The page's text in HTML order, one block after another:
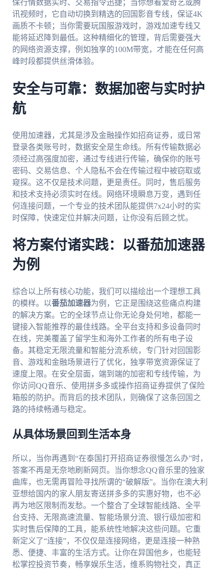
保行情数据实时、交易指令迅捷；当你想看爱奇艺或腾
讯视频时，它自动切换到精选的回国影音专线，保证4K
画质不卡顿；当你需要玩国服游戏时，游戏加速专线又
能将延迟降到最低。这种精细化的管理，背后需要强大
的网络资源支撑，例如独享的100M带宽，才能在任何高
峰时段都提供丝滑体验。
安全与可靠：数据加密与实时护
航
使用加速器，尤其是涉及金融操作如招商证券，或日常
登录各类账号时，数据安全是生命线。所有传输数据必
须经过高强度加密，通过专线进行传输，确保你的账号
密码、交易信息、个人隐私不会在传输过程中被窃取或
窥探。这不仅是技术问题，更是责任。同时，售后服务
和技术支持必须实时在线。网络环境瞬息万变，遇到任
何连接问题，一个专业的技术团队能提供7x24小时的实
时保障，快速定位并解决问题，让你没有后顾之忧。
将方案付诸实践：以番茄加速器
为例
综合以上所有核心功能，我们可以描绘出一个理想工具
的模样。以番茄加速器为例，它正是围绕这些痛点构建
的解决方案。它的全球节点让你无论身处何地，都能一
键接入智能推荐的最佳线路。全平台支持和多设备同时
在线，完美覆盖了留学生和海外工作者的所有电子设
备。其稳定无限流量和智能分流系统，专门针对回国影
音、游戏和金融场景进行了优化，独享带宽资源保证了
速度上限。在安全层面，端到端的加密和专线传输，为
你访问QQ音乐、使用拼多多或操作招商证券提供了保险
箱般的防护。而背后的技术团队，则确保了这条回国之
路的持续畅通与稳定。
从具体场景回到生活本身
所以，当你再遇到“在泰国打开招商证券很慢怎么办”时，
答案不再是无奈地刷新网页。当你想念QQ音乐里的独家
曲库，也无需再冒险寻找所谓的“破解版”。当你在澳大利
亚想给国内的家人朋友寄送拼多多的实惠好物，也不必
再为地区限制而发愁。一个整合了全球智能线路、全平
台支持、无限高速流量、智能场景分流、银行级加密和
实时售后保障的工具，能系统性地解决这些问题。它重
新定义了“连接”，不仅仅是连接网络，更是连接一种熟
悉、便捷、丰富的生活方式。让你在异国他乡，也能轻
松掌控投资节奏，畅享娱乐生活，维系购物社交，真正